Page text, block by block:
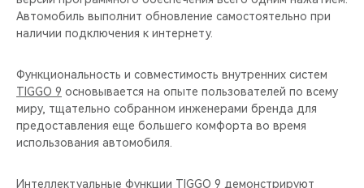
Автомобиль выполнит обновление самостоятельно при
наличии подключения к интернету.
Функциональность и совместимость внутренних систем
TIGGO 9 основывается на опыте пользователей по всему
миру, тщательно собранном инженерами бренда для
предоставления еще большего комфорта во время
использования автомобиля.
Интеллектуальные функции TIGGO 9 демонстрируют